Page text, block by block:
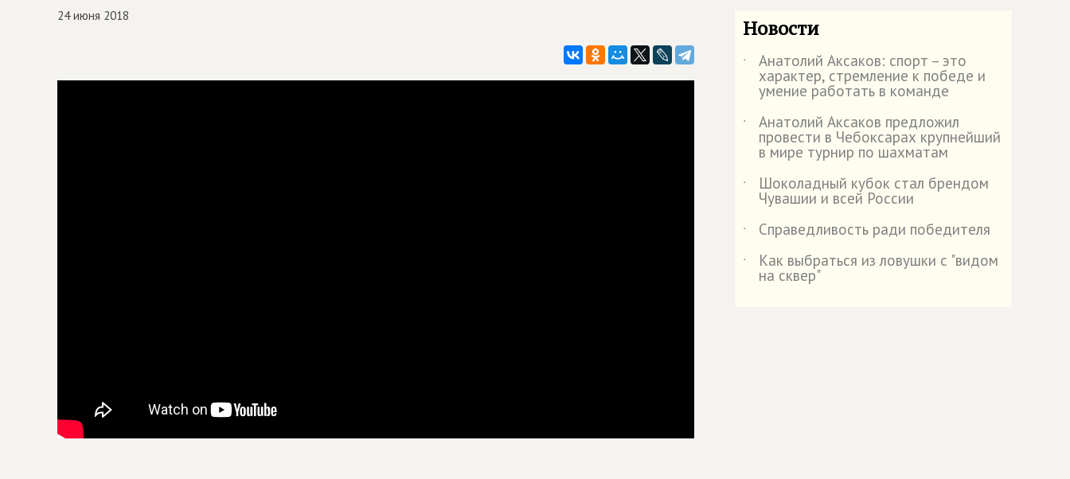
24 июня 2018 Новости
˙ Анатолий Аксаков: спорт – это
характер, стремление к победе и
умение работать в команде
˙
Анатолий Аксаков предложил
провести в Чебоксарах крупнейший
в мире турнир по шахматам
˙
Шоколадный кубок стал брендом
Чувашии и всей России
˙
Справедливость ради победителя
˙
Как выбраться из ловушки с "видом
на сквер"